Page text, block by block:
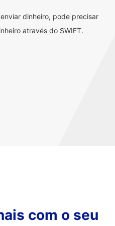
dinheiro, pode precisar
através do SWIFT.
com o seu